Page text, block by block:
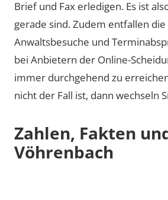
Brief und Fax erledigen. Es ist
gerade sind. Zudem entfallen die
Anwaltsbesuche und
bei Anbietern der Online-
immer durchgehend zu
nicht der Fall ist, dann wechseln
Zahlen, Fakten
Vöhrenbach